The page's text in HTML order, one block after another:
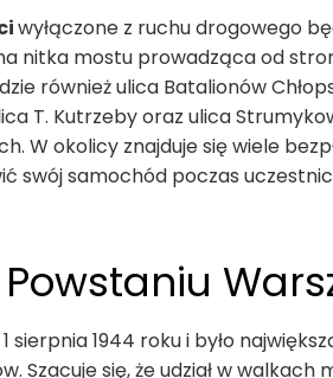
wyłączone z ruchu drogowego
nitka mostu prowadząca od
również ulica Batalionów
T. Kutrzeby oraz ulica
W okolicy znajduje się wiele
swój samochód poczas
sierpnia 1944 roku i było
Szacuje się, że udział w walkach